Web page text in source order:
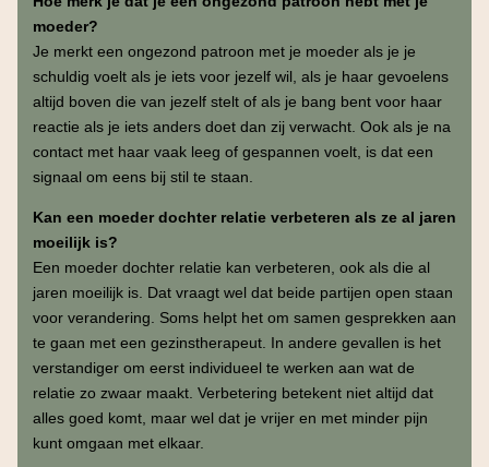
moeder?
Je merkt een ongezond patroon met je moeder als je je
schuldig voelt als je iets voor jezelf wil, als je haar gevoelens
altijd boven die van jezelf stelt of als je bang bent voor haar
reactie als je iets anders doet dan zij verwacht. Ook als je na
contact met haar vaak leeg of gespannen voelt, is dat een
signaal om eens bij stil te staan.
Kan een moeder dochter relatie verbeteren als ze al jaren
moeilijk is?
Een moeder dochter relatie kan verbeteren, ook als die al
jaren moeilijk is. Dat vraagt wel dat beide partijen open staan
voor verandering. Soms helpt het om samen gesprekken aan
te gaan met een gezinstherapeut. In andere gevallen is het
verstandiger om eerst individueel te werken aan wat de
relatie zo zwaar maakt. Verbetering betekent niet altijd dat
alles goed komt, maar wel dat je vrijer en met minder pijn
kunt omgaan met elkaar.